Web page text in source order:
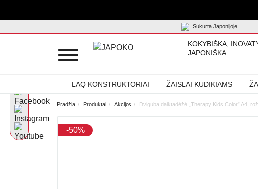
Sukurta Japonijoje
KOKYBIŠKA,
JAPONIŠKA
LAQ KONSTRUKTORIAI ŽAISLAI KŪDIKIAMS
Pradžia Produktai Akcijos Dviguba daiktadėžė „Therapy Kids Color” A4,
-50%